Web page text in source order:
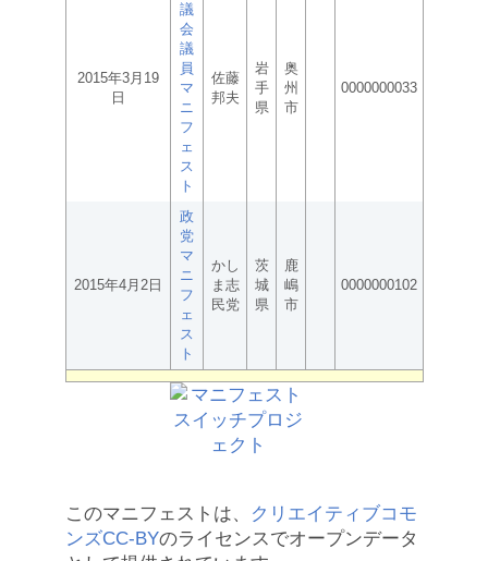
2015年3月19
日
議
会
議
員
マ
ニ
フ
ェ
ス
ト
佐藤
邦夫
岩
手
県
奥
州
市
0000000033
2015年4月2日
政
党
マ
ニ
フ
ェ
ス
ト
かし
ま志
民党
茨
城
県
鹿
嶋
市
0000000102
このマニフェストは、
クリエイティブコモ
ンズCC-BYのライセンスでオープンデータ